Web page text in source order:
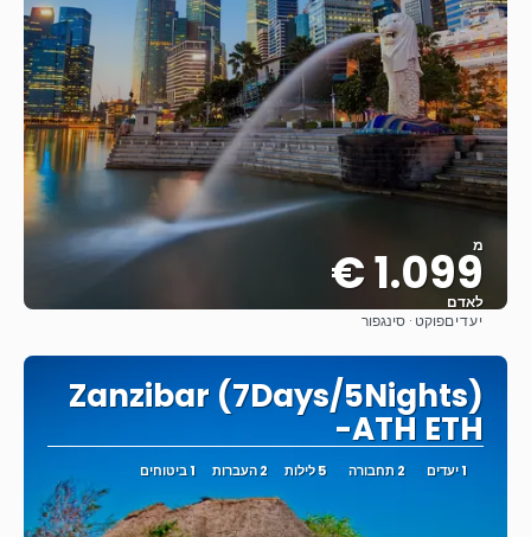
מ
1.099 €
לאדם
יעדיםפוקט · סינגפור
Zanzibar (7Days/5Nights)
-ATH ETH
1 יעדים 2 תחבורה 5 לילות 2 העברות 1 ביטוחים